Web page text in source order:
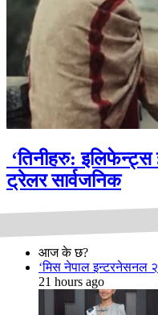
‘तिनीहरु:
ट्रेलर सार्वजनिक
आज के छ?
‘मिस नेपाल इन्टरनेसनल
21 hours ago